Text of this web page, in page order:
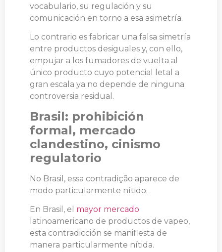
vocabulario, su regulación y su
comunicación en torno a esa asimetría.
Lo contrario es fabricar una falsa simetría
entre productos desiguales y, con ello,
empujar a los fumadores de vuelta al
único producto cuyo potencial letal a
gran escala ya no depende de ninguna
controversia residual.
Brasil: prohibición
formal, mercado
clandestino, cinismo
regulatorio
No Brasil, essa contradição aparece de
modo particularmente nítido.
En Brasil, el mayor mercado
latinoamericano de productos de vapeo,
esta contradicción se manifiesta de
manera particularmente nítida.